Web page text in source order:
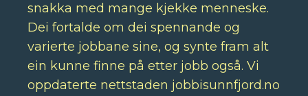
snakka med mange kjekke menneske.
Dei fortalde om dei spennande og
varierte jobbane sine, og synte fram alt
ein kunne finne på etter jobb også. Vi
oppdaterte nettstaden jobbisunnfjord.no